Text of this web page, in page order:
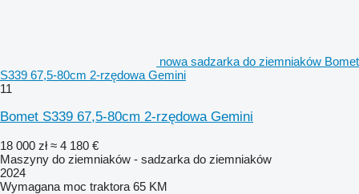
nowa sadzarka do ziemniaków Bomet
S339 67,5-80cm 2-rzędowa Gemini
11
Bomet S339 67,5-80cm 2-rzędowa Gemini
18 000 zł ≈ 4 180 €
Maszyny do ziemniaków - sadzarka do ziemniaków
2024
Wymagana moc traktora 65 KM